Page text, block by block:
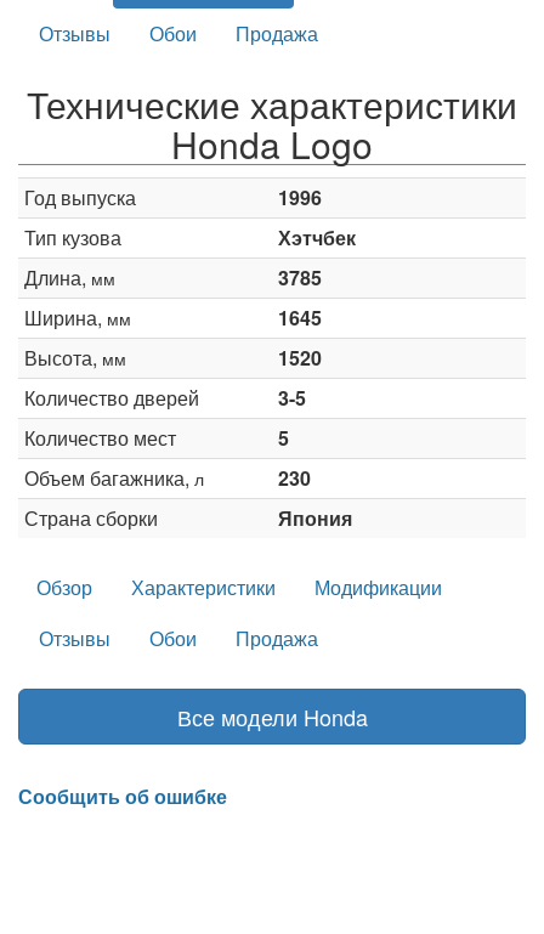
Отзывы
Обои Продажа
Технические характеристики
Honda Logo
Год выпуска
1996
Тип кузова
Хэтчбек
Длина, мм
3785
Ширина, мм
1645
Высота, мм
1520
Количество дверей
3-5
Количество мест
5
Объем багажника, л
230
Страна сборки
Япония
Обзор Характеристики
Модификации
Отзывы
Обои Продажа
Все модели Honda
Сообщить об ошибке